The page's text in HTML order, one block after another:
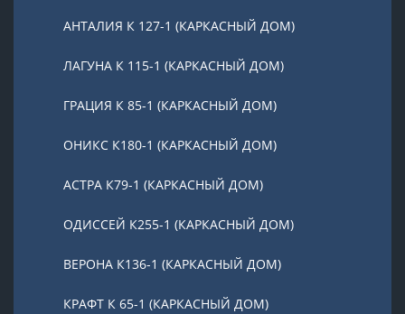
АНТАЛИЯ К 127-1 (КАРКАСНЫЙ ДОМ)
ЛАГУНА К 115-1 (КАРКАСНЫЙ ДОМ)
ГРАЦИЯ К 85-1 (КАРКАСНЫЙ ДОМ)
ОНИКС К180-1 (КАРКАСНЫЙ ДОМ)
АСТРА К79-1 (КАРКАСНЫЙ ДОМ)
ОДИССЕЙ К255-1 (КАРКАСНЫЙ ДОМ)
ВЕРОНА К136-1 (КАРКАСНЫЙ ДОМ)
КРАФТ К 65-1 (КАРКАСНЫЙ ДОМ)